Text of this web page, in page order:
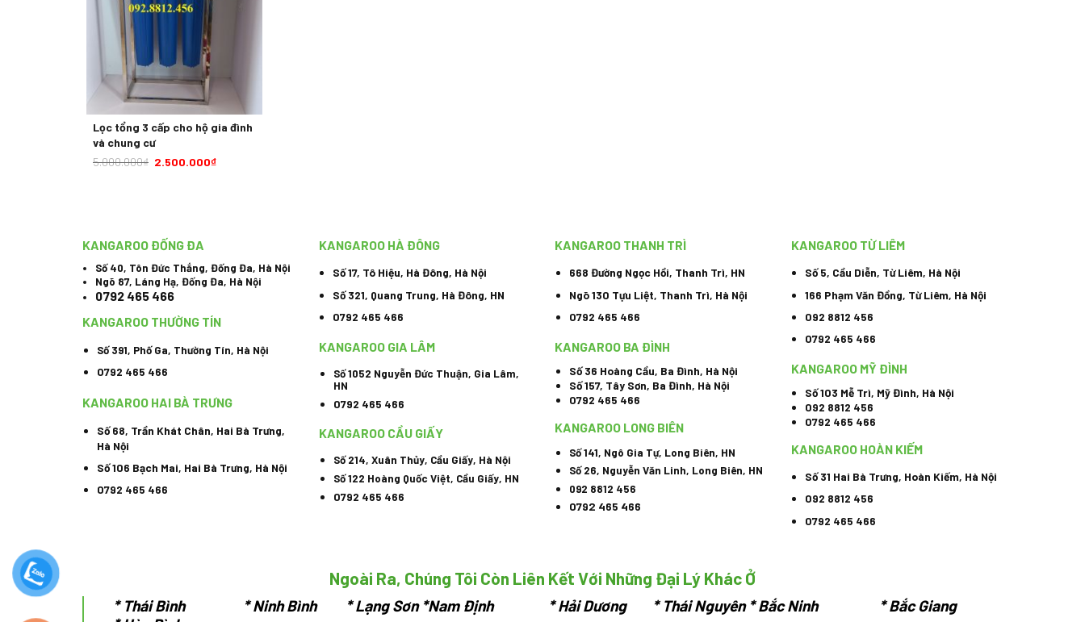
Lọc tổng 3 cấp cho hộ gia đình
và chung cư
5.000.000₫ 2.500.000₫
KANGAROO ĐỐNG ĐA
Số 40, Tôn Đức Thắng, Đống Đa, Hà Nội
Ngõ 87, Láng Hạ, Đống Đa, Hà Nội
0792 465 466
KANGAROO THƯỜNG TÍN
Số 391, Phố Ga, Thường Tín, Hà Nội
0792 465 466
KANGAROO HAI BÀ TRƯNG
Số 68, Trần Khát Chân, Hai Bà Trưng,
Hà Nội
Số 106 Bạch Mai, Hai Bà Trưng, Hà Nội
0792 465 466
KANGAROO HÀ ĐÔNG
Số 17, Tô Hiệu, Hà Đông, Hà Nội
Số 321, Quang Trung, Hà Đông, HN
0792 465 466
KANGAROO GIA LÂM
Số 1052 Nguyễn Đức Thuận, Gia Lâm,
HN
0792 465 466
KANGAROO CẦU GIẤY
Số 214, Xuân Thủy, Cầu Giấy, Hà Nội
Số 122 Hoàng Quốc Việt, Cầu Giấy, HN
0792 465 466
KANGAROO THANH TRÌ
668 Đường Ngọc Hồi, Thanh Trì, HN
Ngõ 130 Tựu Liệt, Thanh Trì, Hà Nội
0792 465 466
KANGAROO BA ĐÌNH
Số 36 Hoàng Cầu, Ba Đình, Hà Nội
Số 157, Tây Sơn, Ba Đình, Hà Nội
0792 465 466
KANGAROO LONG BIÊN
Số 141, Ngô Gia Tự, Long Biên, HN
Số 26, Nguyễn Văn Linh, Long Biên, HN
092 8812 456
0792 465 466
KANGAROO TỪ LIÊM
Số 5, Cầu Diễn, Từ Liêm, Hà Nội
166 Phạm Văn Đồng, Từ Liêm, Hà Nội
092 8812 456
0792 465 466
KANGAROO MỸ ĐÌNH
Số 103 Mễ Trì, Mỹ Đình, Hà Nội
092 8812 456
0792 465 466
KANGAROO HOÀN KIẾM
Số 31 Hai Bà Trưng, Hoàn Kiếm, Hà Nội
092 8812 456
0792 465 466
Ngoài Ra, Chúng Tôi Còn Liên Kết Với Những Đại Lý Khác Ở
*Thái Bình * Ninh Bình * Lạng Sơn *Nam Định * Hải Dương * Thái Nguyên * Bắc Ninh * Bắc Giang